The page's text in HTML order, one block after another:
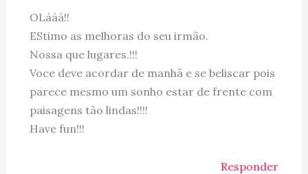
OLááá!!
EStimo as melhoras do seu irmão.
Nossa que lugares.!!!
Voce deve acordar de manhã e se beliscar pois
parece mesmo um sonho estar de frente com
paisagens tão lindas!!!!
Have fun!!!
Responder